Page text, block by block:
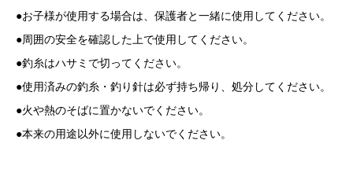
●お子様が使用する場合は、保護者と一緒に使用してください。
●周囲の安全を確認した上で使用してください。
●釣糸はハサミで切ってください。
●使用済みの釣糸・釣り針は必ず持ち帰り、処分してください。
●火や熱のそばに置かないでください。
●本来の用途以外に使用しないでください。